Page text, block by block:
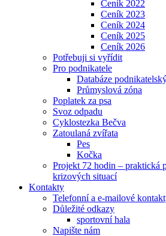
Ceník 2022
Ceník 2023
Ceník 2024
Ceník 2025
Ceník 2026
Potřebuji si vyřídit
Pro podnikatele
Databáze
Průmyslová zóna
Poplatek za psa
Svoz odpadu
Cyklostezka Bečva
Zatoulaná zvířata
Pes
Kočka
Projekt 72 hodin – praktická
krizových situací
Kontakty
Telefonní a e-mailové
Důležité odkazy
sportovní hala
Napište nám